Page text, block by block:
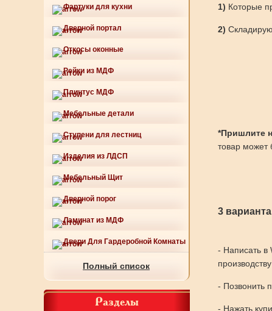
Фартуки для кухни
Дверной портал
Откосы оконные
Рейки из МДФ
Плинтус МДФ
Мебельные детали
Ступени для лестниц
Изделия из ЛДСП
Мебельный Щит
Дверной порог
Ламинат из МДФ
Двери Для Гардеробной Комнаты
Полный список
Разделы
1) Которые
2)
*Пришлите
товар может
3
- Написать в
- Позвонить
- Нажать